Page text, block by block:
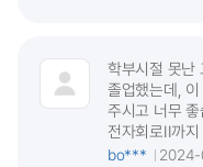
학부시절 못난
졸업했는데,
주시고 너무
전자회로II까
bo***
2024-